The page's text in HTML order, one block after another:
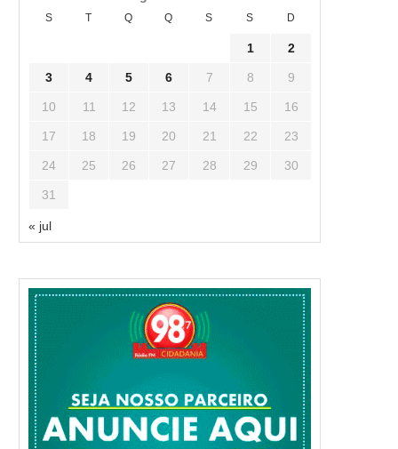
S T Q Q S S D
1 2
3 4 5 6 7 8 9
10 11 12 13 14 15 16
17 18 19 20 21 22 23
24 25 26 27 28 29 30
31
« jul